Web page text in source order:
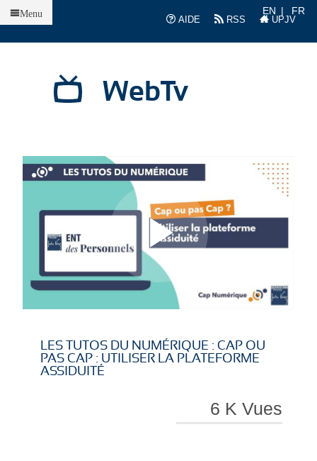
AIDE
RSS UPJV
EN FR
WebTv
Menu
L
i
r
L
i
r
LES TUTOS DU NUMÉRIQUE : CAP OU
PAS CAP : UTILISER LA PLATEFORME
ASSIDUITÉ
6 K Vues